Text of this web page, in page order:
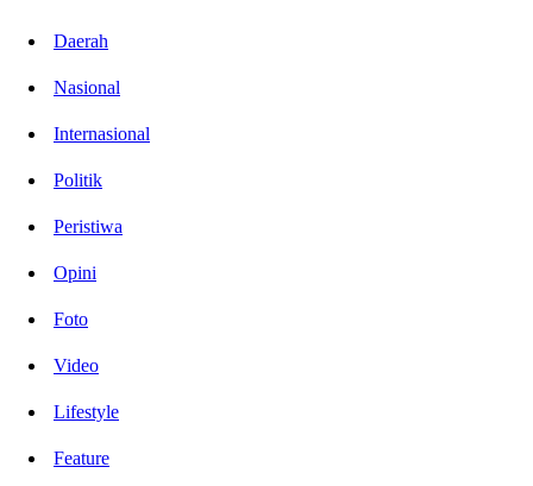
Daerah
Nasional
Internasional
Politik
Peristiwa
Opini
Foto
Video
Lifestyle
Feature